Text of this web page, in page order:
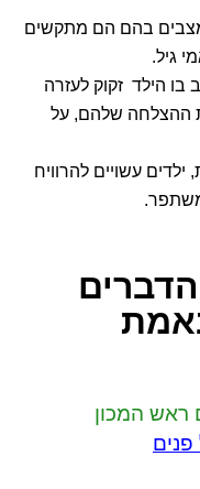
במצבים בהם הם מתקשים
גיל.
בו הילד זקוק לעזרה
ההצלחה שלהם, על
עשויים להרוויח
משתפר.
ראש המכון
פנים